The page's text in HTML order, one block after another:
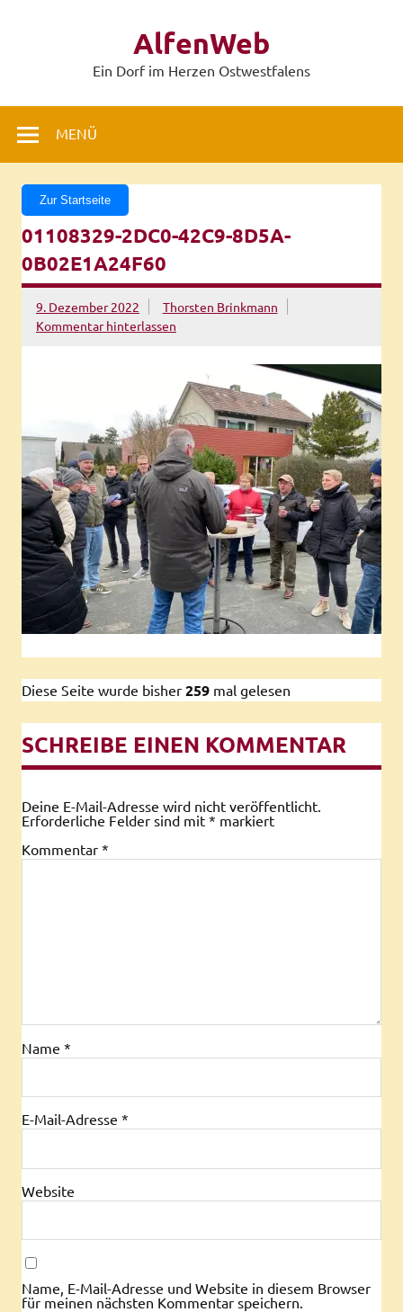
AlfenWeb
Ein Dorf im Herzen Ostwestfalens
MENÜ
Zur Startseite
01108329-2DC0-42C9-8D5A-
0B02E1A24F60
9. Dezember 2022
Thorsten Brinkmann
Kommentar hinterlassen
Diese Seite wurde bisher 259 mal gelesen
SCHREIBE EINEN KOMMENTAR
Deine E-Mail-Adresse wird nicht veröffentlicht.
Erforderliche Felder sind mit * markiert
Kommentar *
Name *
E-Mail-Adresse *
Website
Name, E-Mail-Adresse und Website in diesem Browser
für meinen nächsten Kommentar speichern.